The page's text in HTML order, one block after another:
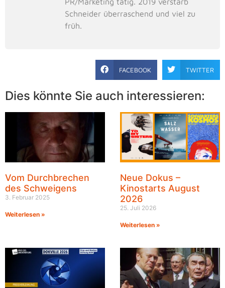
Schneider überraschend und viel zu
früh.
FACEBOOK TWITTER
Dies könnte Sie auch interessieren:
Vom Durchbrechen
des Schweigens
3. Februar 2025
Weiterlesen »
Neue Dokus –
Kinostarts August
2026
25. Juli 2026
Weiterlesen »